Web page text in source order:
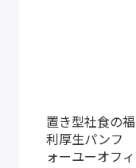
置き型社食の福
利厚生パンフ
ォーユーオフィ